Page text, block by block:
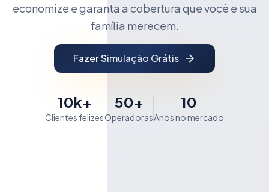
economize e garanta a cobertura que você e sua
família merecem.
Fazer Simulação Grátis
10k+
Clientes felizes
50+
Operadoras
10
Anos no mercado